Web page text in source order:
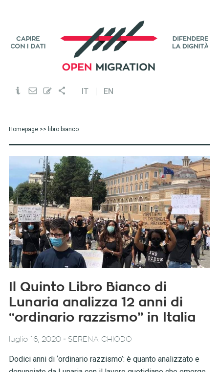
IT EN
Homepage>> libro bianco
Il Quinto Libro Bianco di
Lunaria analizza 12 anni di
“ordinario razzismo” in Italia
luglio 16, 2020- SERENA CHIODO
Dodici anni di ‘ordinario razzismo’: è quanto analizzato e